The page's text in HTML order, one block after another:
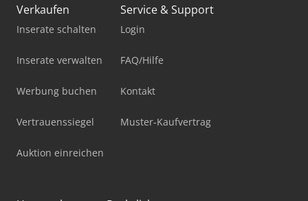
Verkaufen
Inserate schalten
Inserate verwalten
Werbung buchen
Vertrauenssiegel
Auktion einreichen
Service & Support
Login
FAQ/Hilfe
Kontakt
Muster-Kaufvertrag